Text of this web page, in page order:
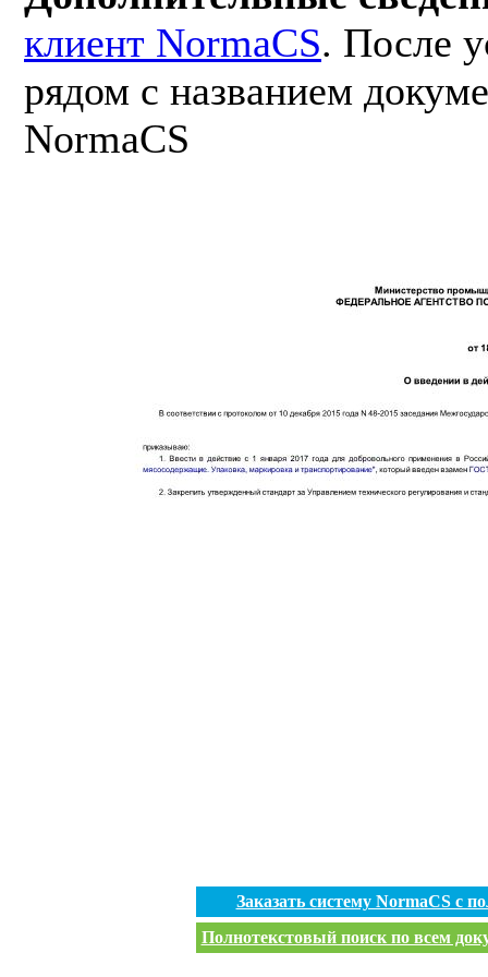
клиент NormaCS. После
рядом с названием
NormaCS
Заказать систему NormaCS с
Полнотекстовый поиск по всем